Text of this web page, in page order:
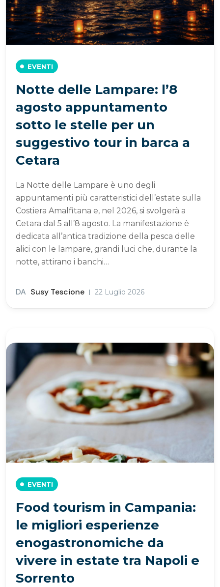
EVENTI
Notte delle Lampare: l’8
agosto appuntamento
sotto le stelle per un
suggestivo tour in barca a
Cetara
La Notte delle Lampare è uno degli
appuntamenti più caratteristici dell’estate sulla
Costiera Amalfitana e, nel 2026, si svolgerà a
Cetara dal 5 all’8 agosto. La manifestazione è
dedicata all’antica tradizione della pesca delle
alici con le lampare, grandi luci che, durante la
notte, attirano i banchi…
DA Susy Tescione 22 Luglio 2026
EVENTI
Food tourism in Campania:
le migliori esperienze
enogastronomiche da
vivere in estate tra Napoli e
Sorrento